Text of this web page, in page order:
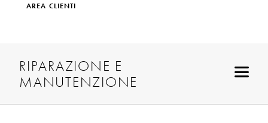
AREA CLIENTI
RIPARAZIONE E
MANUTENZIONE